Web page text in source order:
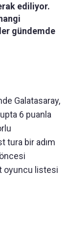
ediliyor.
gündemde
Galatasaray,
6 puanla
tura bir adım
oyuncu listesi